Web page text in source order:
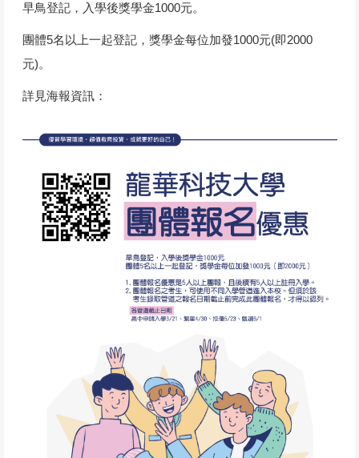
早鳥登記，入學後獎學金1000元。
團體5名以上一起登記，獎學金每位加發1000元(即2000
元)。
詳見海報資訊：